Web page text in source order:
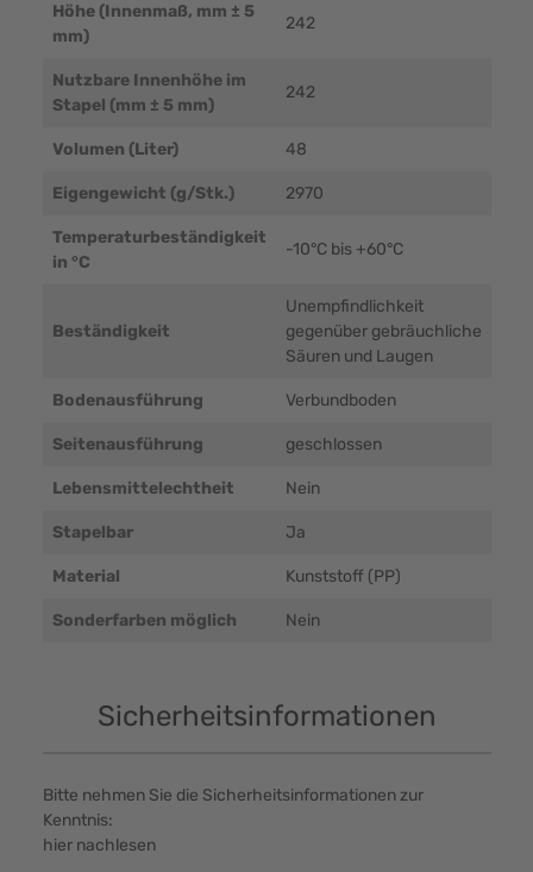
Höhe (Innenmaß, mm ± 5
mm)
242
Nutzbare Innenhöhe im
Stapel (mm ± 5 mm)
242
Volumen (Liter) 48
Eigengewicht (g/Stk.) 2970
Temperaturbeständigkeit
in °C
-10°C bis +60°C
Beständigkeit
Unempfindlichkeit
gegenüber gebräuchliche
Säuren und Laugen
Bodenausführung Verbundboden
Seitenausführung geschlossen
Lebensmittelechtheit Nein
Stapelbar Ja
Material Kunststoff (PP)
Sonderfarben möglich Nein
Sicherheitsinformationen
Bitte nehmen Sie die Sicherheitsinformationen zur
Kenntnis:
hier nachlesen